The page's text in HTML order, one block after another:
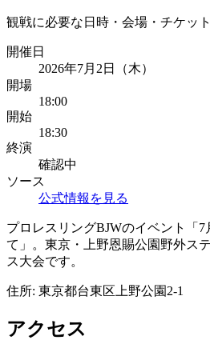
観戦に必要な日時・会場・チケッ
開催日
2026年7月2日（木）
開場
18:00
開始
18:30
終演
確認中
ソース
公式情報を見る
プロレスリングBJWのイベント「
て」。東京・上野恩賜公園野外ス
ス大会です。
住所: 東京都台東区上野公園2-1
アクセス